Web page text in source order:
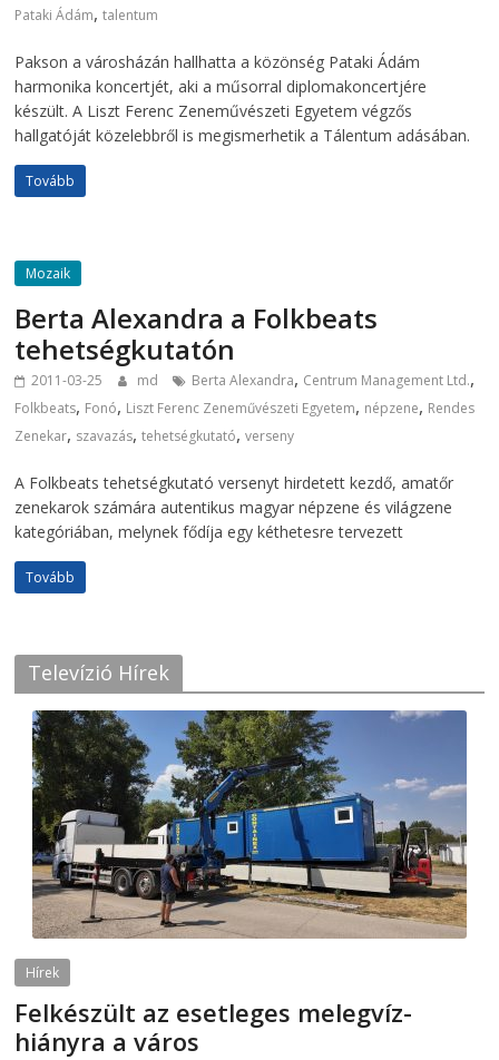
Pataki Ádám,talentum
Pakson a városházán hallhatta a közönség Pataki Ádám
harmonika koncertjét, aki a műsorral diplomakoncertjére
készült. A Liszt Ferenc Zeneművészeti Egyetem végzős
hallgatóját közelebbről is megismerhetik a Tálentum adásában.
Tovább
Mozaik
Berta Alexandra a Folkbeats
tehetségkutatón
2011-03-25 md Berta Alexandra, Centrum Management Ltd.,
Folkbeats, Fonó, Liszt Ferenc Zeneművészeti Egyetem, népzene, Rendes
Zenekar, szavazás,tehetségkutató,verseny
A Folkbeats tehetségkutató versenyt hirdetett kezdő, amatőr
zenekarok számára autentikus magyar népzene és világzene
kategóriában, melynek fődíja egy kéthetesre tervezett
Tovább
Televízió Hírek
Hírek
Felkészült az esetleges melegvíz-
hiányra a város